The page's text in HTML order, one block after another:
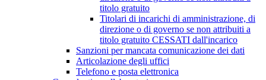
titolo gratuito
Titolari di incarichi di amministrazione, di
direzione o di governo se non attribuiti a
titolo gratuito CESSATI dall'incarico
Sanzioni per mancata comunicazione dei dati
Articolazione degli uffici
Telefono e posta elettronica